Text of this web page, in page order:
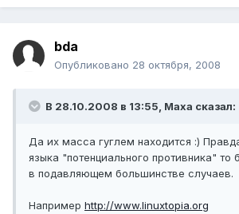
bda
Опубликовано 28 октября, 2008
В 28.10.2008 в 13:55, Maxa сказал:
Да их масса гуглем находится :)
языка "потенциального противника" то
в подавляющем большинстве случаев.
Например http://www.linuxtopia.org